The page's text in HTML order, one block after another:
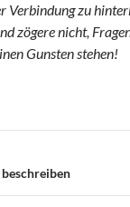
Verbindung zu
zögere nicht,
Gunsten stehen!